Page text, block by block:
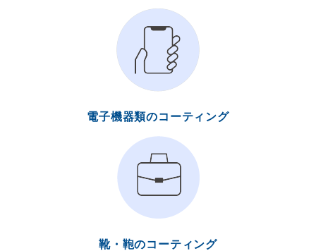
電子機器類のコーティング
靴・鞄のコーティング